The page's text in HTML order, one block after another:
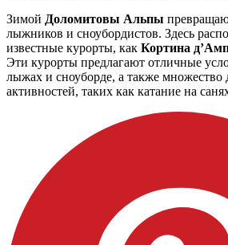
Зимой Доломитовы Альпы
лыжников и сноубордистов. Здесь
известные курорты, как Кортина
Эти курорты предлагают отличные
лыжах и сноуборде, а также множество
активностей, таких как катание на